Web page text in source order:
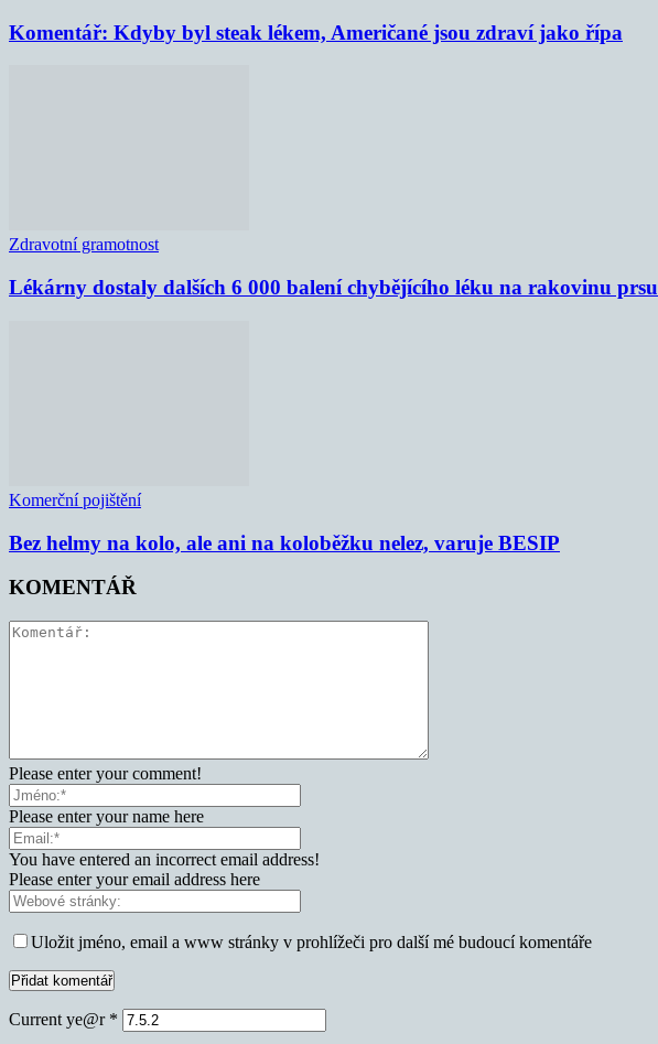
Komentář: Kdyby byl steak lékem, Američané jsou zdraví jako řípa
Zdravotní gramotnost
Lékárny dostaly dalších 6 000 balení chybějícího léku na rakovinu prsu
Komerční pojištění
Bez helmy na kolo, ale ani na koloběžku nelez, varuje BESIP
KOMENTÁŘ
Please enter your comment!
Please enter your name here
You have entered an incorrect email address!
Please enter your email address here
Uložit jméno, email a www stránky v prohlížeči pro další mé budoucí komentáře
Current ye@r *